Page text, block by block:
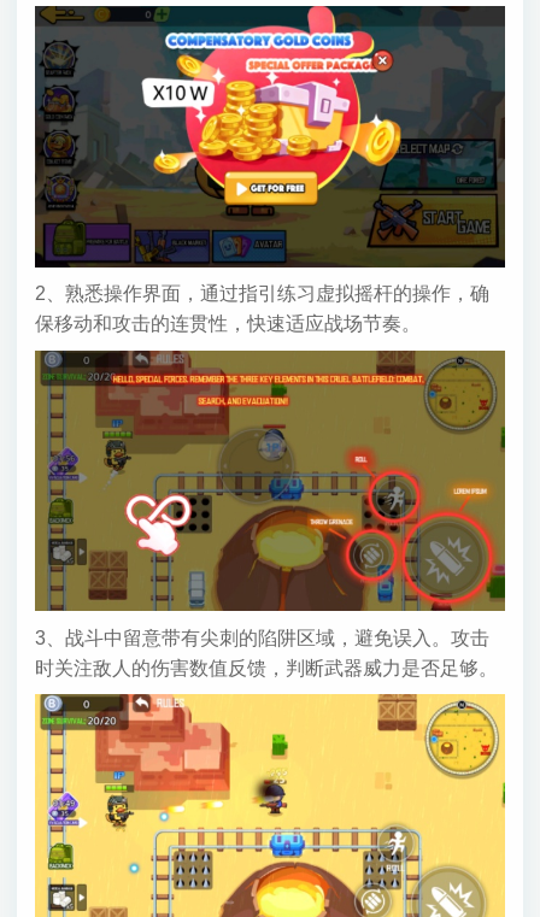
2、熟悉操作界面，通过指引练习虚拟摇杆的操作，确
保移动和攻击的连贯性，快速适应战场节奏。
3、战斗中留意带有尖刺的陷阱区域，避免误入。攻击
时关注敌人的伤害数值反馈，判断武器威力是否足够。